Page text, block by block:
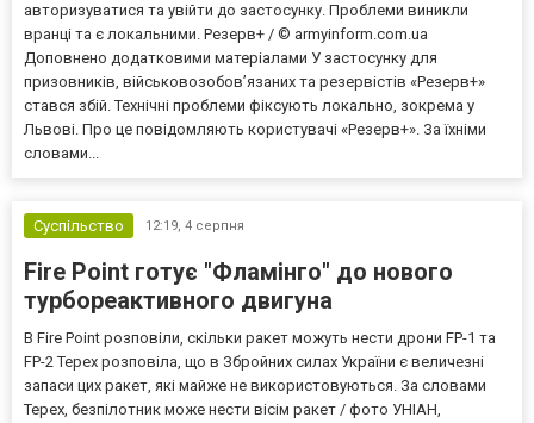
авторизуватися та увійти до застосунку. Проблеми виникли
вранці та є локальними. Резерв+ / © armyinform.com.ua
Доповнено додатковими матеріалами У застосунку для
призовників, військовозобов’язаних та резервістів «Резерв+»
стався збій. Технічні проблеми фіксують локально, зокрема у
Львові. Про це повідомляють користувачі «Резерв+». За їхніми
словами...
Суспільство 12:19, 4 серпня
Fire Point готує "Фламінго" до нового
турбореактивного двигуна
В Fire Point розповіли, скільки ракет можуть нести дрони FP-1 та
FP-2 Терех розповіла, що в Збройних силах України є величезні
запаси цих ракет, які майже не використовуються. За словами
Терех, безпілотник може нести вісім ракет / фото УНІАН,